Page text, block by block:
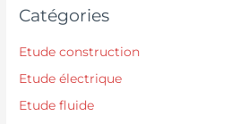
Catégories
Etude construction
Etude électrique
Etude fluide